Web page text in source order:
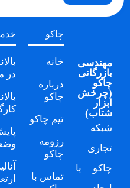
مهندسی
بازرگانی
چاکو
(چرخش
ابزار
شتاب)
شبکه
تجاری
چاکو با
چاکو
خانه
درباره
چاکو
تیم چاکو
رزومه
چاکو
تماس با
در